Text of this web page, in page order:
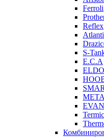
Ferroli
Reflex
S-
E.C.A
EVAN